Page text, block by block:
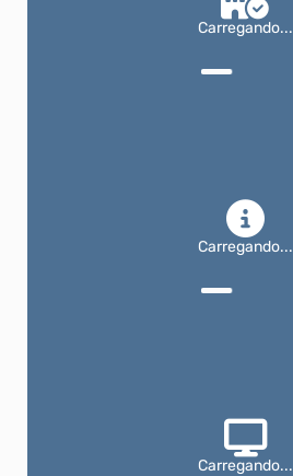
Carregando...
Carregando...
Carregando...